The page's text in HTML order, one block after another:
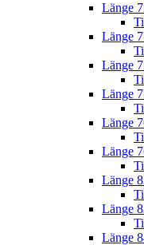
Länge
Länge
Länge
Länge
Länge
Länge
Länge
Länge
Länge